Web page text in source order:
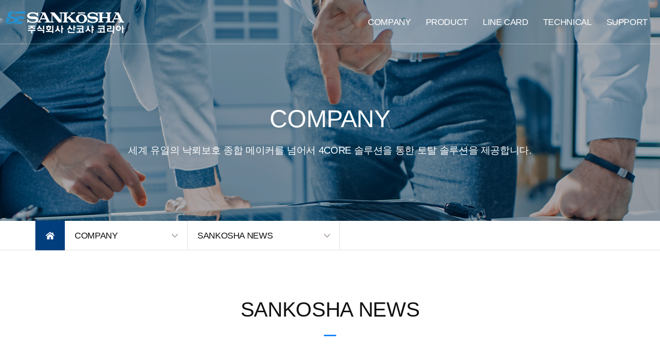
메인 메뉴
COMPANY PRODUCT LINE CARD TECHNICAL SUPPORT
COMPANY
세계 유일의 낙뢰보호 종합 메이커를 넘어서 4CORE 솔루션을 통한 토탈 솔루션을 제공합니다.
COMPANY SANKOSHA NEWS
SANKOSHA NEWS